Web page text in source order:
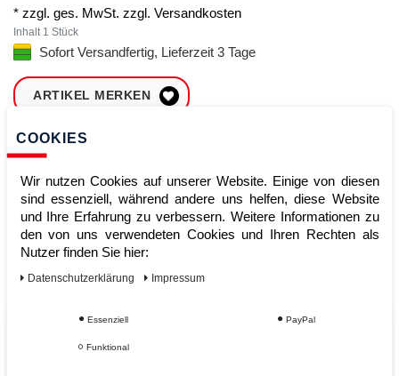
* zzgl. ges. MwSt. zzgl. Versandkosten
Inhalt 1 Stück
Sofort Versandfertig, Lieferzeit 3 Tage
ARTIKEL MERKEN
ZUM WARENKORB
Sofort lieferbar
Kauf auf Rechnung
COOKIES
Wir nutzen Cookies auf unserer Website. Einige von diesen
sind essenziell, während andere uns helfen, diese Website
und Ihre Erfahrung zu verbessern. Weitere Informationen zu
den von uns verwendeten Cookies und Ihren Rechten als
Nutzer finden Sie hier:
Daten­schutz­erklärung Impressum
Essenziell PayPal
Funktional